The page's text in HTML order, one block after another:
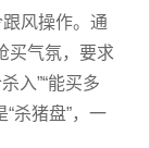
风操作。通
买气氛，要求
入”“能买多
“杀猪盘”，一